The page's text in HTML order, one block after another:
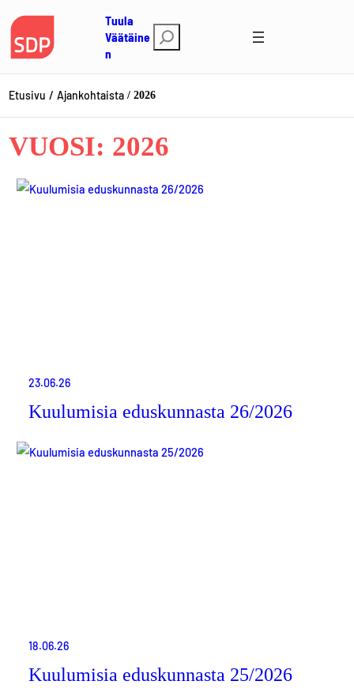
sisältöön
Tuula
Väätäine
n
t
s
i
Etusivu Ajankohtaista 2026
VUOSI: 2026
23.06.26
Kuulumisia eduskunnasta 26/2026
18.06.26
Kuulumisia eduskunnasta 25/2026